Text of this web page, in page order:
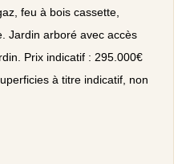
feu à bois cassette,
Jardin arboré avec accès
Prix indicatif : 295.000€
à titre indicatif, non